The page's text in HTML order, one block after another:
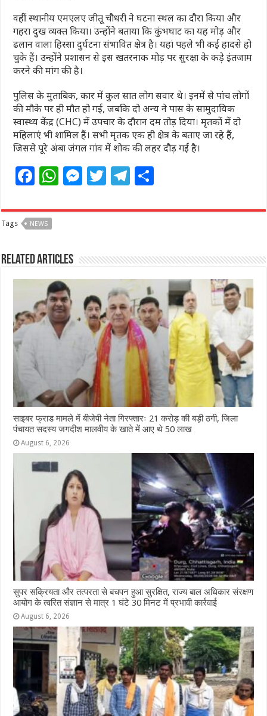
वहीं स्थानीय एमएलए जीतू चौधरी ने घटना स्थल का दौरा किया और
गहरा दुख व्यक्त किया। उन्होंने बताया कि कुंभघाट का यह मोड़ और
ढलान वाला हिस्सा दुर्घटना संभावित क्षेत्र है। यहां पहले भी कई हादसे हो
चुके हैं। उन्होंने प्रशासन से इस खतरनाक मोड़ पर सुरक्षा के कड़े इंतजाम
करने की मांग की है।
पुलिस के मुताबिक, कार में कुल सात लोग सवार थे। इनमें से पांच लोगों
की मौके पर ही मौत हो गई, जबकि दो अन्य ने पास के सामुदायिक
स्वास्थ्य केंद्र (CHC) में उपचार के दौरान दम तोड़ दिया। मृतकों में दो
महिलाएं भी शामिल हैं। सभी मृतक एक ही क्षेत्र के बताए जा रहे हैं,
जिससे पूरे अंबा जंगल गांव में शोक की लहर दौड़ गई है।
F
c
e
b
o
o
k
W
at
A
p
p
M
ss
n
g
e
r
T
itt
r
T
e
ra
m
ar
Tags NEWS
Related Articles
साइबर फ्राड मामले में बीजेपी नेता गिरफ्तारः 21 करोड़ की बड़ी ठगी, जिला
पंचायत सदस्य जगदीश मालवीय के खाते में आए थे 50 लाख
August 6, 2026
सुपर सक्रियता और तत्परता से बचपन हुआ सुरक्षित, राज्य बाल अधिकार संरक्षण
आयोग के त्वरित संज्ञान से मात्र 1 घंटे 30 मिनट में प्रभावी कार्रवाई
August 6, 2026